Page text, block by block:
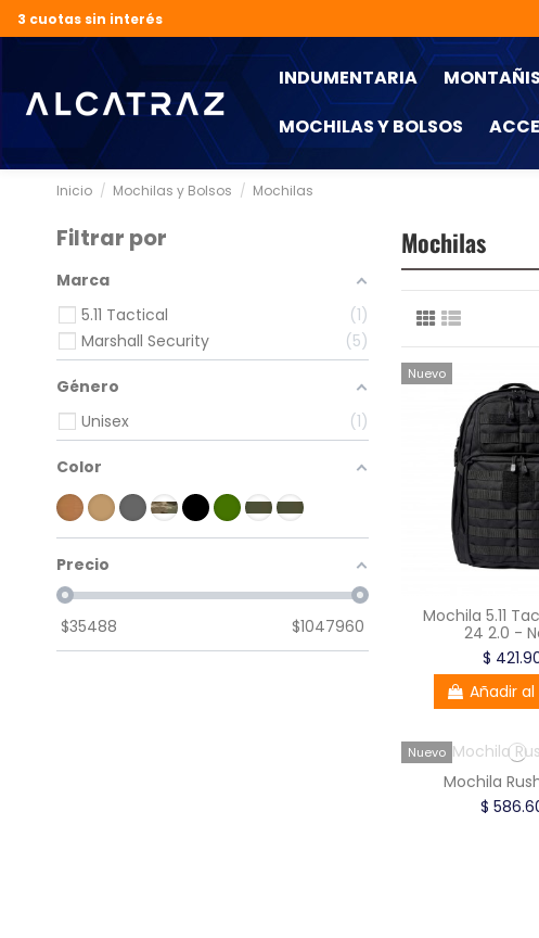
3 cuotas sin interés
INDUMENTARIA
MOCHILAS Y BOLSOS
Inicio Mochilas y Bolsos Mochilas
Mochilas
Nuevo
Mochila 5.11
24 2.0 -
$
Añadir
Nuevo
Mochila
$
Filtrar por
Marca
5.11 Tactical
1
Marshall Security
5
Género
Unisex
1
Color
Precio
$35488 $1047960